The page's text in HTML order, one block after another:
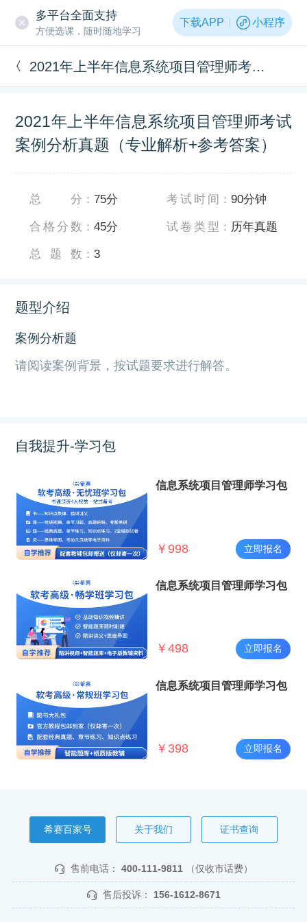
多平台全面支持
方便选课，随时随地学习
下载APP 小程序
2021年上半年信息系统项目管理师考试案例分析真题（专业解析+参考答案）
2021年上半年信息系统项目管理师考试
案例分析真题（专业解析+参考答案）
总分 ：75分
合格分数 ：45分
总题数 ：3
考试时间 ：90分钟
试卷类型 ： 历年真题
题型介绍
案例分析题
请阅读案例背景，按试题要求进行解答。
自我提升-学习包
信息系统项目管理师学习包
￥ 998 立即报名
信息系统项目管理师学习包
￥ 498 立即报名
信息系统项目管理师学习包
￥ 398 立即报名
希赛百家号 关于我们 证书查询
售前电话： 400-111-9811 （仅收市话费）
售后投诉： 156-1612-8671